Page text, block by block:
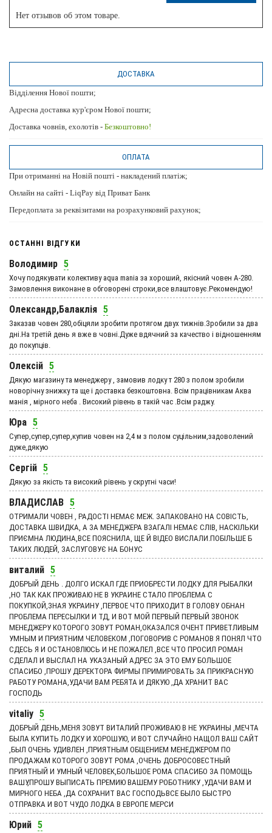
Нет отзывов об этом товаре.
ДОСТАВКА
Відділення Нової пошти;
Адресна доставка кур'єром Нової пошти;
Доставка човнів, ехолотів - Безкоштовно!
ОПЛАТА
При отриманні на Новій пошті - накладений платіж;
Онлайн на сайті - LiqPay від Приват Банк
Передоплата за реквізитами на розрахунковий рахунок;
ОСТАННІ ВІДГУКИ
Володимир 5
Хочу подякувати колективу aqua mania за хороший, якісний човен А-280.
Замовлення виконане в обговорені строки,все влаштовує.Рекомендую!
Олександр,Балаклія 5
Заказав човен 280,обіцяли зробити протягом двух тижнів.Зробили за два
дні.На третій день я вже в човні.Дуже вдячний за качество і відношенням
до покупців.
Олексій 5
Дякую магазину та менеджеру , замовив лодку т 280 з полом зробили
новорічну знижку та ще і доставка безкоштовна. Всім працівникам Аква
манія , мірного неба . Високий рівень в такій час .Всім раджу.
Юра 5
Супер,супер,супер,купив човен на 2,4 м з полом суцільним,задоволений
дуже,дякую
Сергій 5
Дякую за якість та високий рівень у скрутні часи!
ВЛАДИСЛАВ 5
ОТРИМАЛИ ЧОВЕН , РАДОСТІ НЕМАЄ МЕЖ. ЗАПАКОВАНО НА СОВІСТЬ,
ДОСТАВКА ШВИДКА, А ЗА МЕНЕДЖЕРА ВЗАГАЛІ НЕМАЄ СЛІВ, НАСКІЛЬКИ
ПРИЄМНА ЛЮДИНА,ВСЕ ПОЯСНИЛА, ЩЕ Й ВІДЕО ВИСЛАЛИ.ПОБІЛЬШЕ Б
ТАКИХ ЛЮДЕЙ, ЗАСЛУГОВУЄ НА БОНУС
виталий 5
ДОБРЫЙ ДЕНЬ . ДОЛГО ИСКАЛ ГДЕ ПРИОБРЕСТИ ЛОДКУ ДЛЯ РЫБАЛКИ
,НО ТАК КАК ПРОЖИВАЮ НЕ В УКРАИНЕ СТАЛО ПРОБЛЕМА С
ПОКУПКОЙ,ЗНАЯ УКРАИНУ ,ПЕРВОЕ ЧТО ПРИХОДИТ В ГОЛОВУ ОБНАН
ПРОБЛЕМА ПЕРЕСЫЛКИ И ТД, И ВОТ МОЙ ПЕРВЫЙ ПЕРВЫЙ ЗВОНОК
МЕНЕДЖЕРУ КОТОРОГО ЗОВУТ РОМАН,ОКАЗАЛСЯ ОЧЕНТ ПРИВЕТЛИВЫМ
УМНЫМ И ПРИЯТНИМ ЧЕЛОВЕКОМ ,ПОГОВОРИВ С РОМАНОВ Я ПОНЯЛ ЧТО
СДЕСЬ Я И ОСТАНОВЛЮСЬ И НЕ ПОЖАЛЕЛ ,ВСЕ ЧТО ПРОСИЛ РОМАН
СДЕЛАЛ И ВЫСЛАЛ НА УКАЗАНЫЙ АДРЕС ЗА ЭТО ЕМУ БОЛЬШОЕ
СПАСИБО ,ПРОШУ ДЕРЕКТОРА ФИРМЫ ПРИМИРОВАТЬ ЗА ПРИКРАСНУЮ
РАБОТУ РОМАНА,УДАЧИ ВАМ РЕБЯТА И ДЯКУЮ ,ДА ХРАНИТ ВАС
ГОСПОДЬ
vitaliy 5
ДОБРЫЙ ДЕНЬ,МЕНЯ ЗОВУТ ВИТАЛИЙ ПРОЖИВАЮ В НЕ УКРАИНЫ ,МЕЧТА
БЫЛА КУПИТЬ ЛОДКУ И ХОРОШУЮ, И ВОТ СЛУЧАЙНО НАЩОЛ ВАШ САЙТ
,БЫЛ ОЧЕНЬ УДИВЛЕН ,ПРИЯТНЫМ ОБЩЕНИЕМ МЕНЕДЖЕРОМ ПО
ПРОДАЖАМ КОТОРОГО ЗОВУТ РОМА ,ОЧЕНЬ ДОБРОСОВЕСТНЫЙ
ПРИЯТНЫЙ И УМНЫЙ ЧЕЛОВЕК,БОЛЬШОЕ РОМА СПАСИБО ЗА ПОМОЩЬ
ВАШУ,ПРОШУ ВЫПИСАТЬ ПРЕМИЮ ВАШЕМУ РОБОТНИКУ ,УДАЧИ ВАМ И
МИРНОГО НЕБА ,ДА СОХРАНИТ ВАС ГОСПОДЬВСЕ БЫЛО БЫСТРО
ОТПРАВКА И ВОТ ЧУДО ЛОДКА В ЕВРОПЕ МЕРСИ
Юрий 5